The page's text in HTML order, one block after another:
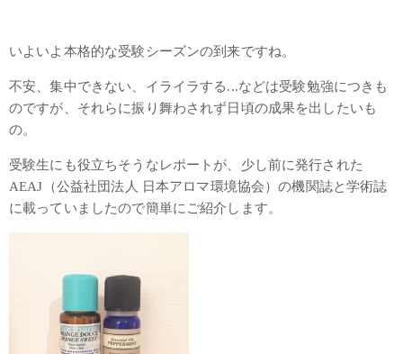
いよいよ本格的な受験シーズンの到来ですね。
不安、集中できない、イライラする...などは受験勉強につきも
のですが、それらに振り舞わされず日頃の成果を出したいも
の。
受験生にも役立ちそうなレポートが、少し前に発行された
AEAJ（公益社団法人 日本アロマ環境協会）の機関誌と学術誌
に載っていましたので簡単にご紹介します。